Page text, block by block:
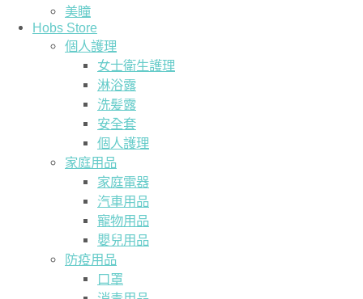
美瞳
Hobs Store
個人護理
女士衛生護理
淋浴露
洗髪露
安全套
個人護理
家庭用品
家庭電器
汽車用品
寵物用品
嬰兒用品
防疫用品
口罩